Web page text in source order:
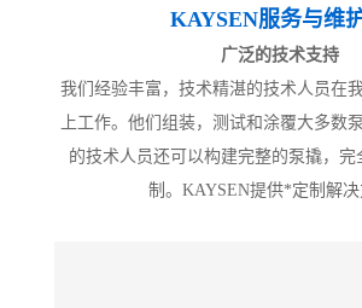
KAYSEN服务与维护
广泛的技术支持
我们经验丰富，技术精湛的技术人员在
上工作。他们组装，测试和涂覆大多数
的技术人员还可以构建完整的泵撬，完
制。KAYSEN提供*定制解决